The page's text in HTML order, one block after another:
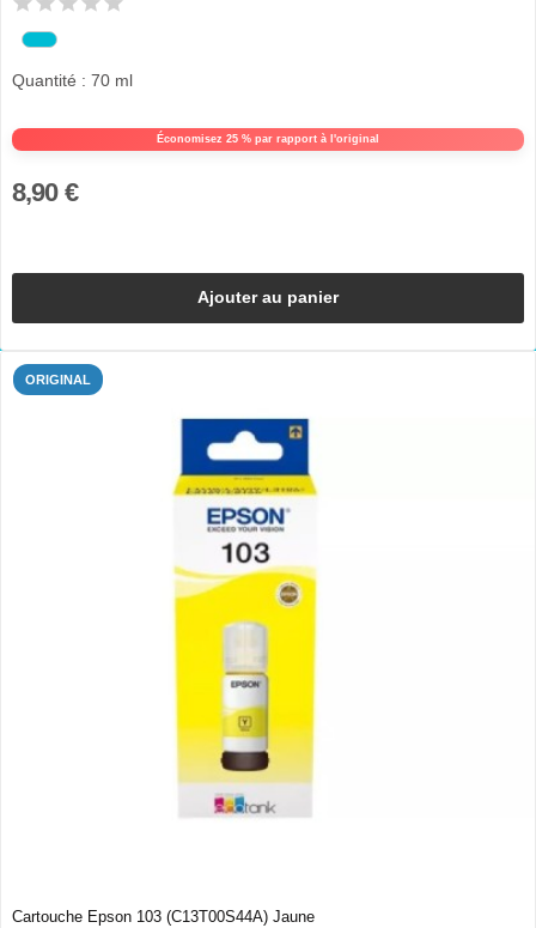
Économisez 25 % par rapport à l'original
Quantité : 70 ml
8,90 €
Ajouter au panier
ORIGINAL
Cartouche Epson 103 (C13T00S44A) Jaune